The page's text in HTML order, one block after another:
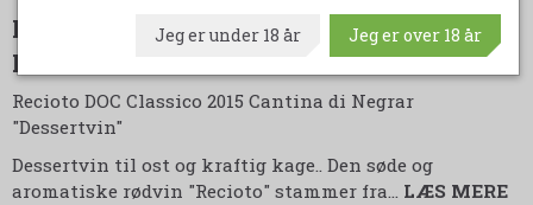
RECIOTO DOC CLASSICO CANTINA DI
NEGRAR "DESSERTVIN"
Recioto DOC Classico 2015 Cantina di Negrar
"Dessertvin"
Dessertvin til ost og kraftig kage.. Den søde og
aromatiske rødvin "Recioto" stammer fra… LÆS MERE
Jeg er under 18 år Jeg er over 18 år